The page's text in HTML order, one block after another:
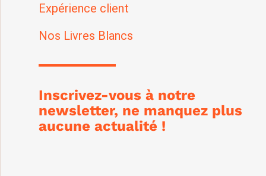
Expérience client
Nos Livres Blancs
Inscrivez-vous à notre
newsletter, ne manquez plus
aucune actualité !